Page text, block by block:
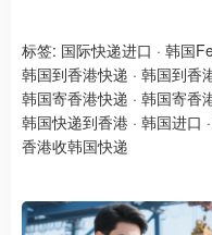
标签: 国际快递进口 · 韩国
韩国到香港快递 · 韩国到香
韩国寄香港快递 · 韩国寄香
韩国快递到香港 · 韩国进口 ·
香港收韩国快递